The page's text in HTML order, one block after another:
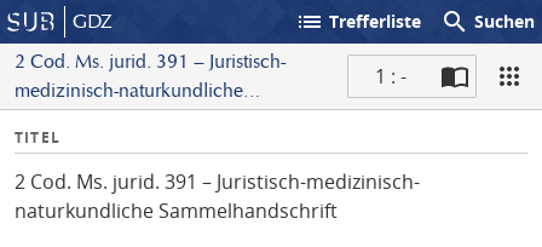
GDZ list Trefferliste search Suchen
2 Cod. Ms. jurid. 391 – Juristisch-
medizinisch-naturkundliche
1 : -
I
f
o
TITEL
2 Cod. Ms. jurid. 391 – Juristisch-medizinisch-
naturkundliche Sammelhandschrift